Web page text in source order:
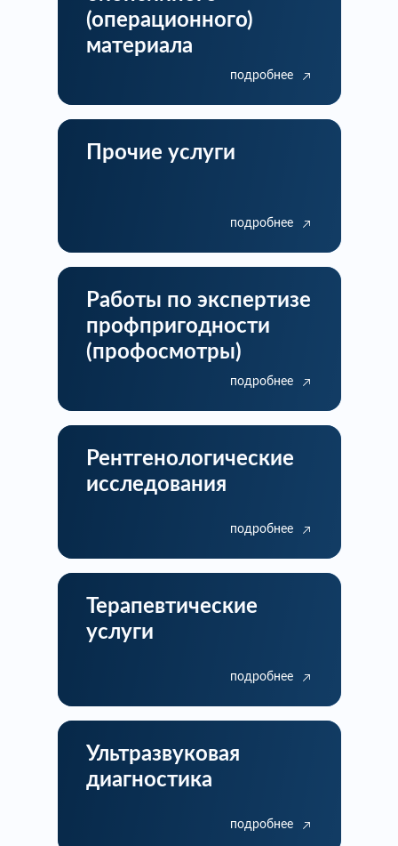
(операционного)
материала
подробнее
Прочие услуги
подробнее
Работы по экспертизе
профпригодности
(профосмотры)
подробнее
Рентгенологические
исследования
подробнее
Терапевтические
услуги
подробнее
Ультразвуковая
диагностика
подробнее